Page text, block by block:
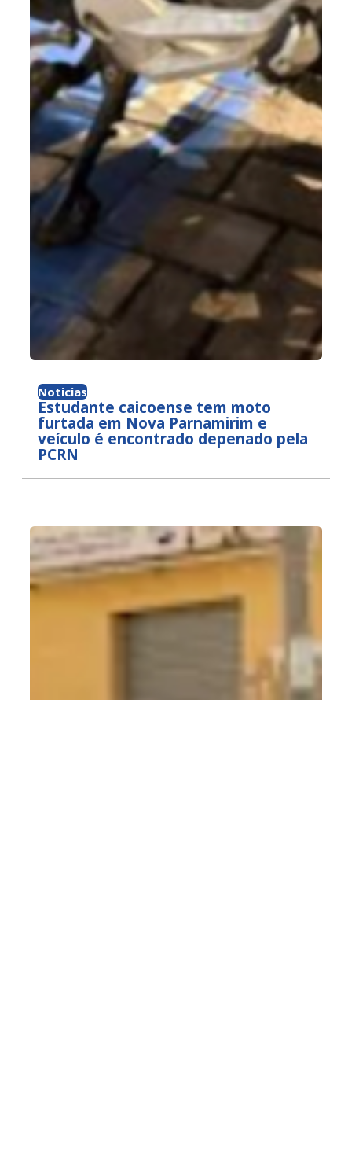
Noticias
Estudante caicoense tem moto
furtada em Nova Parnamirim e
veículo é encontrado depenado pela
PCRN